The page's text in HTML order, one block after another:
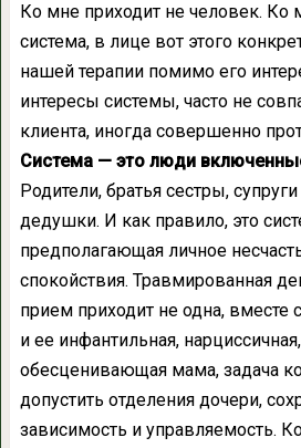
Ко мне приходит не человек. Ко
система, в лице вот этого
нашей терапии помимо его
интересы системы, часто не
клиента, иногда совершенно
Система — это люди
Родители, братья сестры,
дедушки. И как правило, это
предполагающая личное
спокойствия. Травмированная
прием приходит не одна, вместе
и ее инфантильная,
обесценивающая мама, задача
допустить отделения дочери,
зависимость и управляемость.